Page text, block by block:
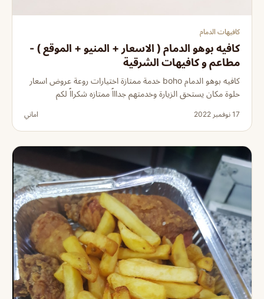
كافيهات الدمام
كافيه بوهو الدمام ( الاسعار + المنيو + الموقع ) -
مطاعم و كافيهات الشرقية
كافيه بوهو الدمام boho خدمة ممتازة اختيارات روعة عروض اسعار
حلوة مكان يستحق الزيارة وخدمتهم جداااً ممتازه شكرااً لكم
17 نوفمبر 2022 اماني